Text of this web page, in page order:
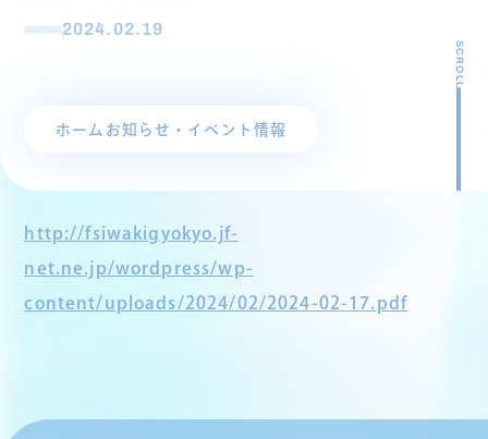
2024.02.19
ホーム お知らせ・イベント情報
SCROLL
http://fsiwakigyokyo.jf-
net.ne.jp/wordpress/wp-
content/uploads/2024/02/2024-02-17.pdf